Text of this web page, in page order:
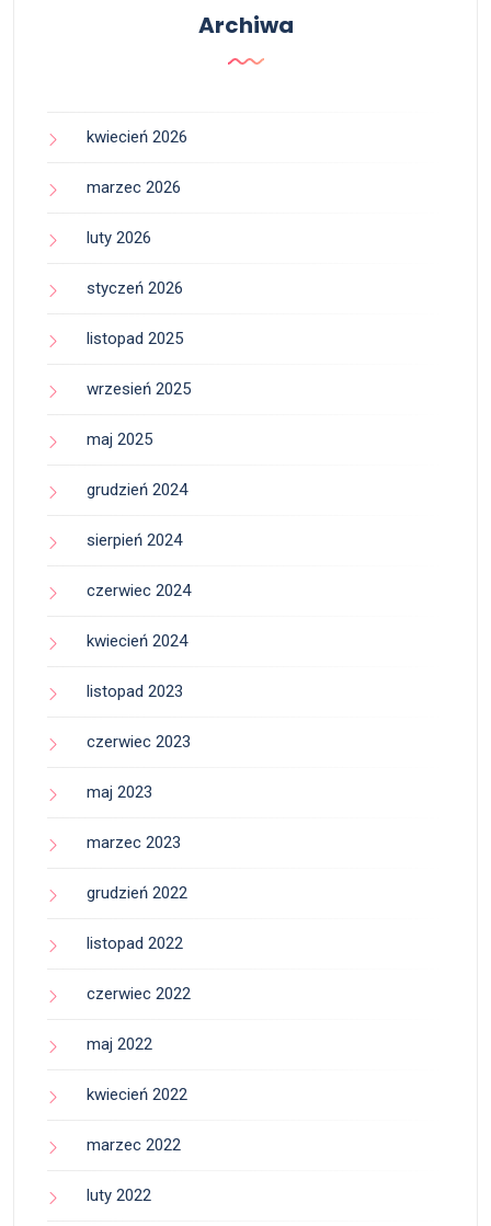
Archiwa
kwiecień 2026
marzec 2026
luty 2026
styczeń 2026
listopad 2025
wrzesień 2025
maj 2025
grudzień 2024
sierpień 2024
czerwiec 2024
kwiecień 2024
listopad 2023
czerwiec 2023
maj 2023
marzec 2023
grudzień 2022
listopad 2022
czerwiec 2022
maj 2022
kwiecień 2022
marzec 2022
luty 2022